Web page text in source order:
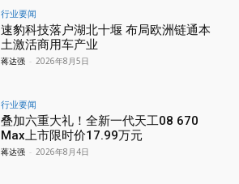
行业要闻
速豹科技落户湖北十堰 布局欧洲链通本
土激活商用车产业
蒋达强 - 2026年8月5日
行业要闻
叠加六重大礼！全新一代天工08 670
Max上市限时价17.99万元
蒋达强 - 2026年8月4日